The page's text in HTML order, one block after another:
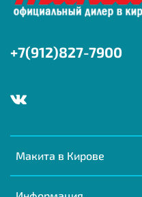
Макита в Кирове
+7(912)827-7900